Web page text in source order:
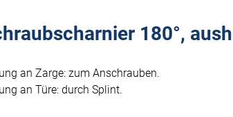
180°,
an Zarge: zum Anschrauben.
an Türe: durch Splint.